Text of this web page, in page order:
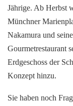
Jährige. Ab Herbst
Münchner
Nakamura und
Gourmetrestaurant
Erdgeschoss der
Konzept hinzu.
Sie haben noch